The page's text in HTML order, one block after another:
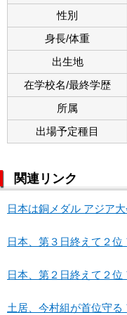
性別
身長/体重
出生地
在学校名/最終学歴
所属
出場予定種目
関連リンク
日本は銅メダル アジア
日本、第３日終えて２
日本、第２日終えて２
土居、今村組が首位守